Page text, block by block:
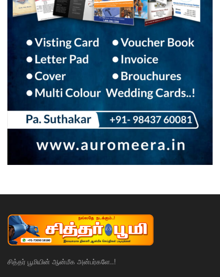
சித்தர் பூமியின் ஆன்மீக அன்பர்களே..!